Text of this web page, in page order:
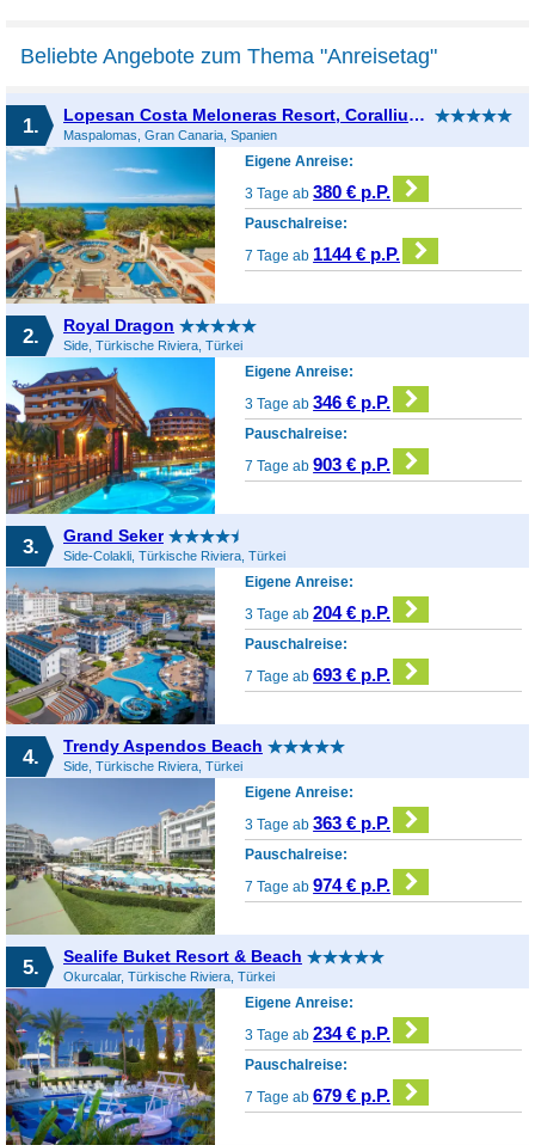
Beliebte Angebote zum Thema "Anreisetag"
1. Lopesan Costa Meloneras Resort, Corallium Spa & Casino
Maspalomas, Gran Canaria, Spanien
Eigene Anreise:
3 Tage ab380 € p.P.
Pauschalreise:
7 Tage ab 1144 € p.P.
2. Royal Dragon
Side, Türkische Riviera, Türkei
Eigene Anreise:
3 Tage ab346 € p.P.
Pauschalreise:
7 Tage ab903 € p.P.
3. Grand Seker
Side-Colakli, Türkische Riviera, Türkei
Eigene Anreise:
3 Tage ab204 € p.P.
Pauschalreise:
7 Tage ab693 € p.P.
4. Trendy Aspendos Beach
Side, Türkische Riviera, Türkei
Eigene Anreise:
3 Tage ab363 € p.P.
Pauschalreise:
7 Tage ab974 € p.P.
5. Sealife Buket Resort & Beach
Okurcalar, Türkische Riviera, Türkei
Eigene Anreise:
3 Tage ab234 € p.P.
Pauschalreise:
7 Tage ab679 € p.P.